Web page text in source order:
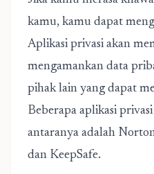
kamu, kamu dapat
Aplikasi privasi akan
mengamankan data
pihak lain yang dapat
Beberapa aplikasi
antaranya adalah
dan KeepSafe.